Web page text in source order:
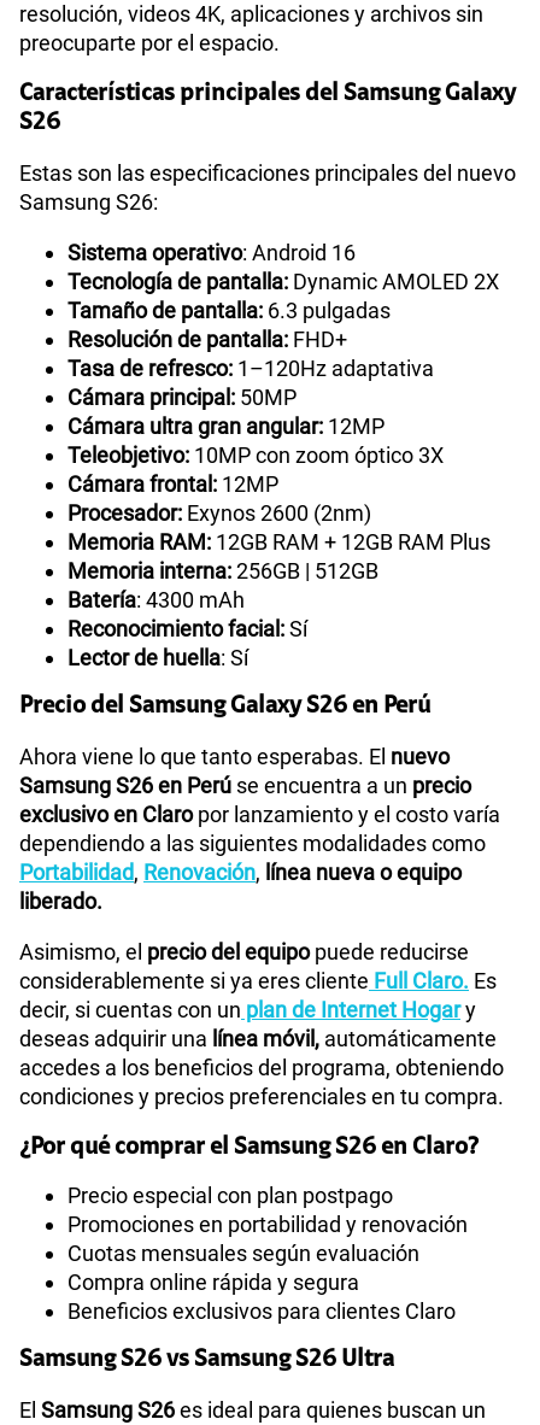
resolución, videos 4K, aplicaciones y archivos sin
preocuparte por el espacio.
Características principales del Samsung Galaxy
S26
Estas son las especificaciones principales del nuevo
Samsung S26:
Sistema operativo: Android 16
Tecnología de pantalla: Dynamic AMOLED 2X
Tamaño de pantalla: 6.3 pulgadas
Resolución de pantalla: FHD+
Tasa de refresco: 1–120Hz adaptativa
Cámara principal: 50MP
Cámara ultra gran angular: 12MP
Teleobjetivo: 10MP con zoom óptico 3X
Cámara frontal: 12MP
Procesador: Exynos 2600 (2nm)
Memoria RAM: 12GB RAM + 12GB RAM Plus
Memoria interna:256GB | 512GB
Batería: 4300 mAh
Reconocimiento facial:Sí
Lector de huella: Sí
Precio del Samsung Galaxy S26 en Perú
Ahora viene lo que tanto esperabas. El nuevo
Samsung S26 en Perú se encuentra a un precio
exclusivo en Claropor lanzamiento y el costo varía
dependiendo a las siguientes modalidades como
Portabilidad, Renovación, línea nueva o equipo
liberado.
Asimismo, el precio del equipopuede reducirse
considerablemente si ya eres cliente Full Claro. Es
decir, si cuentas con un plan de Internet Hogary
deseas adquirir una línea móvil, automáticamente
accedes a los beneficios del programa, obteniendo
condiciones y precios preferenciales en tu compra.
¿Por qué comprar el Samsung S26 en Claro?
Precio especial con plan postpago
Promociones en portabilidad y renovación
Cuotas mensuales según evaluación
Compra online rápida y segura
Beneficios exclusivos para clientes Claro
Samsung S26 vs Samsung S26 Ultra
El Samsung S26es ideal para quienes buscan un